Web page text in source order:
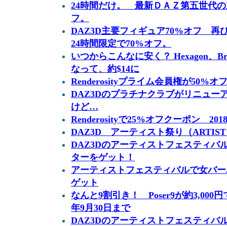
24時間だけ。 最新ＤＡＺ第五世代
フ。
DAZ3D主要フィギュア70%オフ 再
24時間限定で70%オフ。
いつからこんなに安く？ Hexagon、
なって、約$14に
Renderosityプライム会員権が50%オ
DAZ3Dのプラチナクラブがリニュ
けど…
Renderosityで25%オフクーポン
DAZ3D アーティスト祭り（
DAZ3Dのアーティストフェスティバ
ターをゲット！
アーティストフェスティバルで女バ
ゲット
なんと9割引き！ Poser9が約3,000
年9月30日まで
DAZ3Dのアーティストフェスティバ